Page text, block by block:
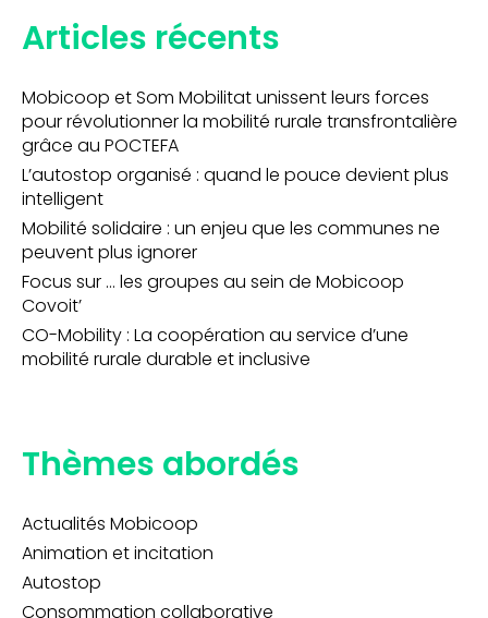
Articles récents
Mobicoop et Som Mobilitat unissent leurs forces
pour révolutionner la mobilité rurale transfrontalière
grâce au POCTEFA
L’autostop organisé : quand le pouce devient plus
intelligent
Mobilité solidaire : un enjeu que les communes ne
peuvent plus ignorer
Focus sur … les groupes au sein de Mobicoop
Covoit’
CO-Mobility : La coopération au service d’une
mobilité rurale durable et inclusive
Thèmes abordés
Actualités Mobicoop
Animation et incitation
Autostop
Consommation collaborative